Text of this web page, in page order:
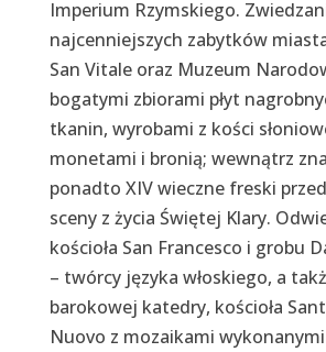
Imperium Rzymskiego.
najcenniejszych zabytków
San Vitale oraz Muzeum
bogatymi zbiorami płyt
tkanin, wyrobami z kości
monetami i bronią; wewnątrz
ponadto XIV wieczne freski
sceny z życia Świętej Klary.
kościoła San Francesco i grobu
– twórcy języka włoskiego, a
barokowej katedry, kościoła
Nuovo z mozaikami